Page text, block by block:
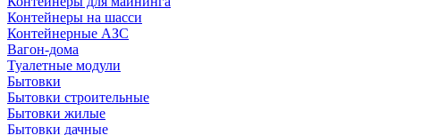
Контейнеры на шасси
Контейнерные АЗС
Вагон-дома
Туалетные модули
Бытовки
Бытовки строительные
Бытовки жилые
Бытовки дачные